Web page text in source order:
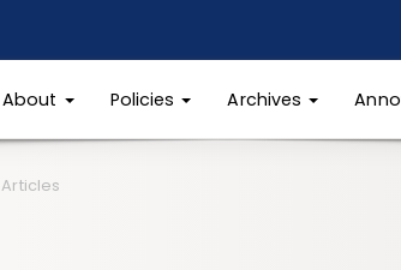
About Policies Archives
Articles